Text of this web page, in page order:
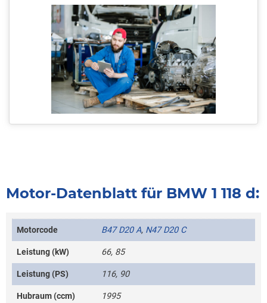
Motor-Datenblatt für BMW 1 118 d:
Motorcode B47 D20 A, N47 D20 C
Leistung (kW) 66, 85
Leistung (PS) 116, 90
Hubraum (ccm) 1995